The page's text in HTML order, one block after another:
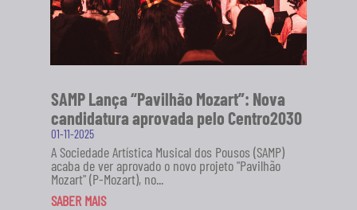
SAMP Lança “Pavilhão Mozart”: Nova
candidatura aprovada pelo Centro2030
01-11-2025
A Sociedade Artística Musical dos Pousos (SAMP)
acaba de ver aprovado o novo projeto "Pavilhão
Mozart" (P-Mozart), no...
SABER MAIS